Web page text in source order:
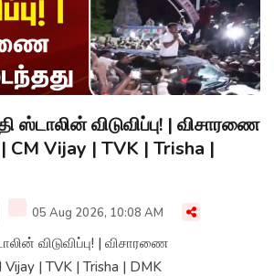
ஸ்டாலின் விடுவிப்பு! | விசாரணை
CM Vijay | TVK | Trisha |
05 Aug 2026, 10:08 AM
விடுவிப்பு! | விசாரணை
| TVK | Trisha | DMK